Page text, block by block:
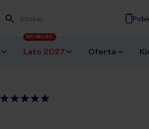
Wpisz frazę, której szukasz
Lato 2027
NOWOŚĆ
Oferta